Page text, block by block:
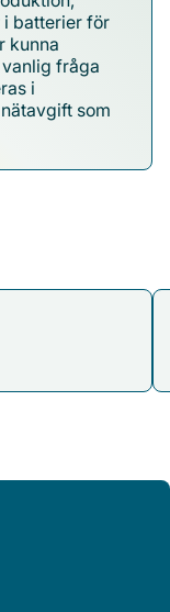
i batterier för
kunna
fråga
i
som